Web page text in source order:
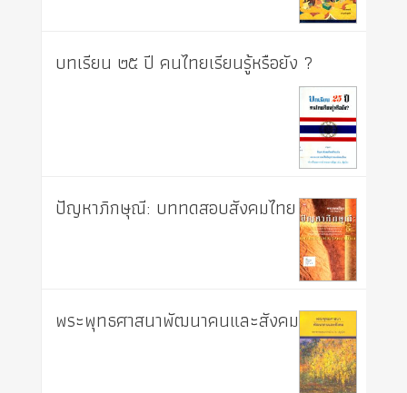
บทเรียน ๒๕ ปี คนไทยเรียนรู้หรือยัง ?
ปัญหาภิกษุณี: บททดสอบสังคมไทย
พระพุทธศาสนาพัฒนาคนและสังคม